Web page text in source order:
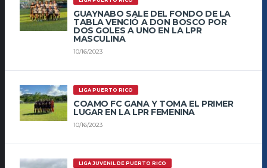
GUAYNABO SALE DEL FONDO DE LA
TABLA VENCIÓ A DON BOSCO POR
DOS GOLES A UNO EN LA LPR
MASCULINA
10/16/2023
LIGA PUERTO RICO
COAMO FC GANA Y TOMA EL PRIMER
LUGAR EN LA LPR FEMENINA
10/16/2023
LIGA JUVENIL DE PUERTO RICO